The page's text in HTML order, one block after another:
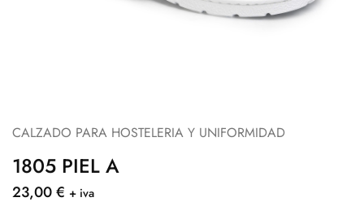
CALZADO PARA HOSTELERIA Y UNIFORMIDAD
1805 PIEL A
23,00€ + iva